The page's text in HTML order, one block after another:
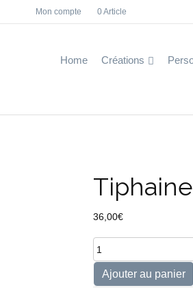
a
n
Mon compte 0 Article
Home Créations
36,00€
quantité
de
Tiphaine
et
Ajouter au panier